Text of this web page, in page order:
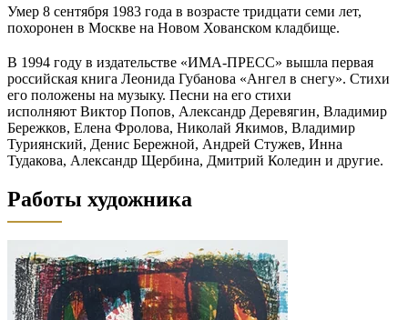
Умер 8 сентября 1983 года в возрасте тридцати семи лет,
похоронен в Москве на Новом Хованском кладбище.
В 1994 году в издательстве «ИМА-ПРЕСС» вышла первая
российская книга Леонида Губанова «Ангел в снегу». Стихи
его положены на музыку. Песни на его стихи
исполняют Виктор Попов, Александр Деревягин, Владимир
Бережков, Елена Фролова, Николай Якимов, Владимир
Туриянский, Денис Бережной, Андрей Стужев, Инна
Тудакова, Александр Щербина, Дмитрий Коледин и другие.
Работы художника